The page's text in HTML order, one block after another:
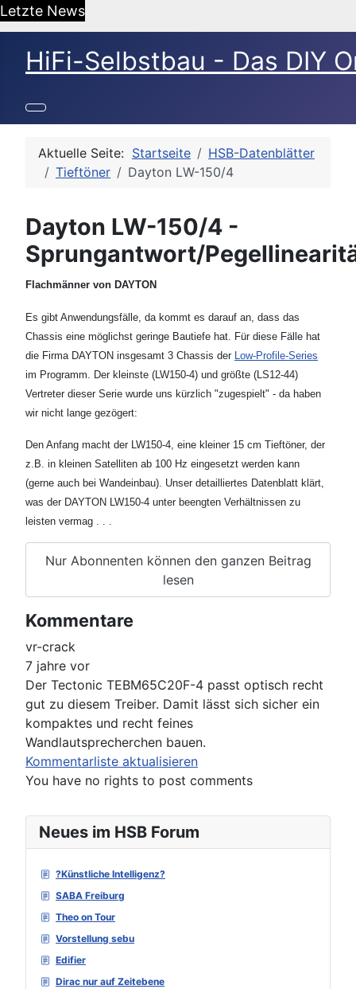
Letzte News
HiFi-Selbstbau - Das DIY
Neues im HSB Forum
?Künstliche Intelligenz?
SABA Freiburg
Theo on Tour
Vorstellung sebu
Edifier
Dirac nur auf Zeitebene
Aktuelle Seite: Startseite
HSB-Datenblätter
Tieftöner
Dayton LW-150/4
Dayton LW-150/4 -
Sprungantwort/
Flachmänner von DAYTON
Es gibt Anwendungsfälle, da kommt es darauf an, dass das
Chassis eine möglichst geringe Bautiefe hat. Für diese Fälle hat
die Firma DAYTON insgesamt 3 Chassis der Low-Profile-Series
im Programm. Der kleinste (LW150-4) und größte (LS12-44)
Vertreter dieser Serie wurde uns kürzlich "zugespielt" - da haben
wir nicht lange gezögert:
Den Anfang macht der LW150-4, eine kleiner 15 cm Tieftöner, der
z.B. in kleinen Satelliten ab 100 Hz eingesetzt werden kann
(gerne auch bei Wandeinbau). Unser detailliertes Datenblatt klärt,
was der DAYTON LW150-4 unter beengten Verhältnissen zu
leisten vermag . . .
Nur Abonnenten können den ganzen Beitrag
lesen
Kommentare
vr-crack
7 jahre vor
Der Tectonic TEBM65C20F-4 passt optisch recht
gut zu diesem Treiber. Damit lässt sich sicher ein
kompaktes und recht feines
Wandlautsprecherchen bauen.
Kommentarliste aktualisieren
You have no rights to post comments